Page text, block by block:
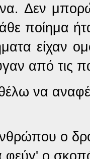
Δεν
ποίημα
είχαν
από τις
να
ο
φεύγ' ο